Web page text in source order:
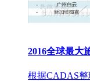
2016全球最大
根据CADAS整